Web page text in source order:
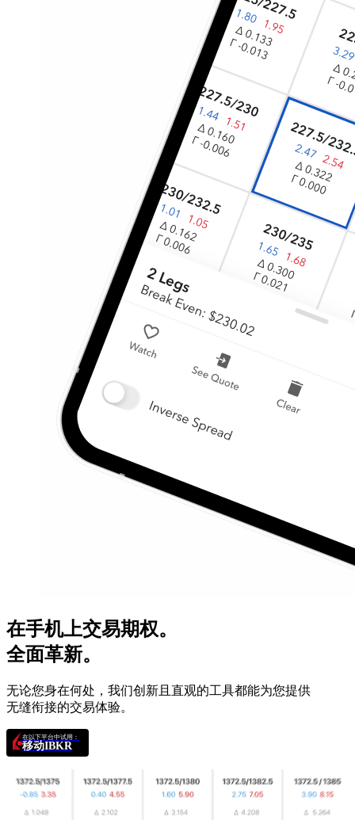
在手机上交易期权。
全面革新。
无论您身在何处，我们创新且直观的工具都能为您提供
无缝衔接的交易体验。
在以下平台中试用：
移动IBKR